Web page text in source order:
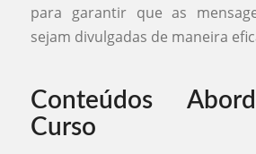
para garantir que as
sejam divulgadas de maneira
Conteúdos
Curso